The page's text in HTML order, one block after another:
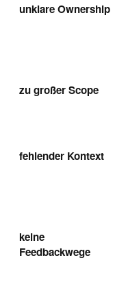
unklare Ownership
zu großer Scope
fehlender Kontext
keine
Feedbackwege